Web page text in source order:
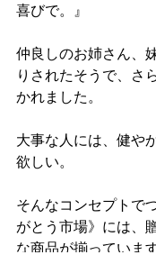
喜びで。』
仲良しのお姉さん、
りされたそうで、さ
かれました。
大事な人には、健や
欲しい。
そんなコンセプトで
がとう市場》には、
な商品が揃っています